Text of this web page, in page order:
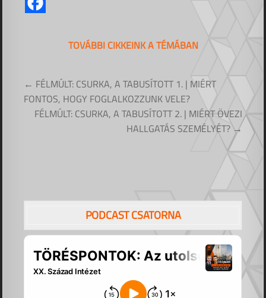
TOVÁBBI CIKKEINK A TÉMÁBAN
Bejegyzés
navigáció
← FÉLMÚLT: CSURKA, A TABUSÍTOTT 1. | MIÉRT
FONTOS, HOGY FOGLALKOZZUNK VELE?
FÉLMÚLT: CSURKA, A TABUSÍTOTT 2. | MIÉRT ÖVEZI
HALLGATÁS SZEMÉLYÉT? →
PODCAST CSATORNA